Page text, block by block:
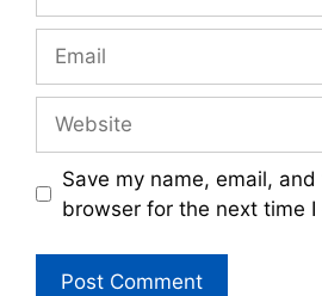
Save my name, email,
browser for the next time I